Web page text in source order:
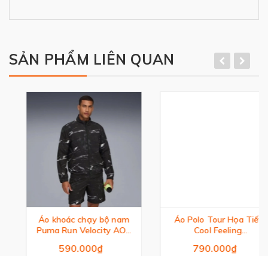
SẢN PHẨM LIÊN QUAN
Áo khoác chạy bộ nam
Puma Run Velocity AOP
590.000₫
Áo Polo Tour Họa Tiết
Cool Feeling
790.000₫